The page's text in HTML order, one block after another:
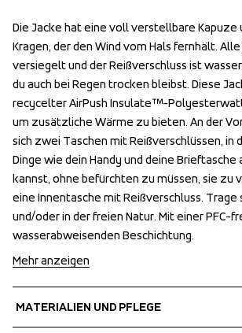
Die Jacke hat eine voll verstellbare Kapuze
Kragen, der den Wind vom Hals fernhält.
versiegelt und der Reißverschluss ist
du auch bei Regen trocken bleibst. Diese
recycelter AirPush Insulate™-
um zusätzliche Wärme zu bieten. An der
sich zwei Taschen mit Reißverschlüssen, in
Dinge wie dein Handy und deine Brieftasche
kannst, ohne befürchten zu müssen, sie zu
eine Innentasche mit Reißverschluss. Trage
und/oder in der freien Natur. Mit einer PFC-
wasserabweisenden Beschichtung.
Die Jacke hat eine voll verstellbare Kapuze
Kragen, der den Wind vom Hals fernhält.
versiegelt und der Reißverschluss ist
du auch bei Regen trocken bleibst. Diese
recycelter AirPush Insulate™-
um zusätzliche Wärme zu bieten. An der
sich zwei Taschen mit Reißverschlüssen, in
Dinge wie dein Handy und deine Brieftasche
kannst, ohne befürchten zu müssen, sie zu
eine Innentasche mit Reißverschluss. Trage
und/oder in der freien Natur. Mit einer PFC-
wasserabweisenden Beschichtung.
Mehr anzeigen
MATERIALIEN UND PFLEGE